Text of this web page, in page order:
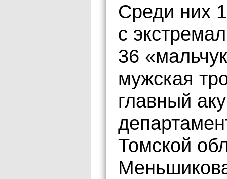
Среди них
с
36
мужская
главный
Томской